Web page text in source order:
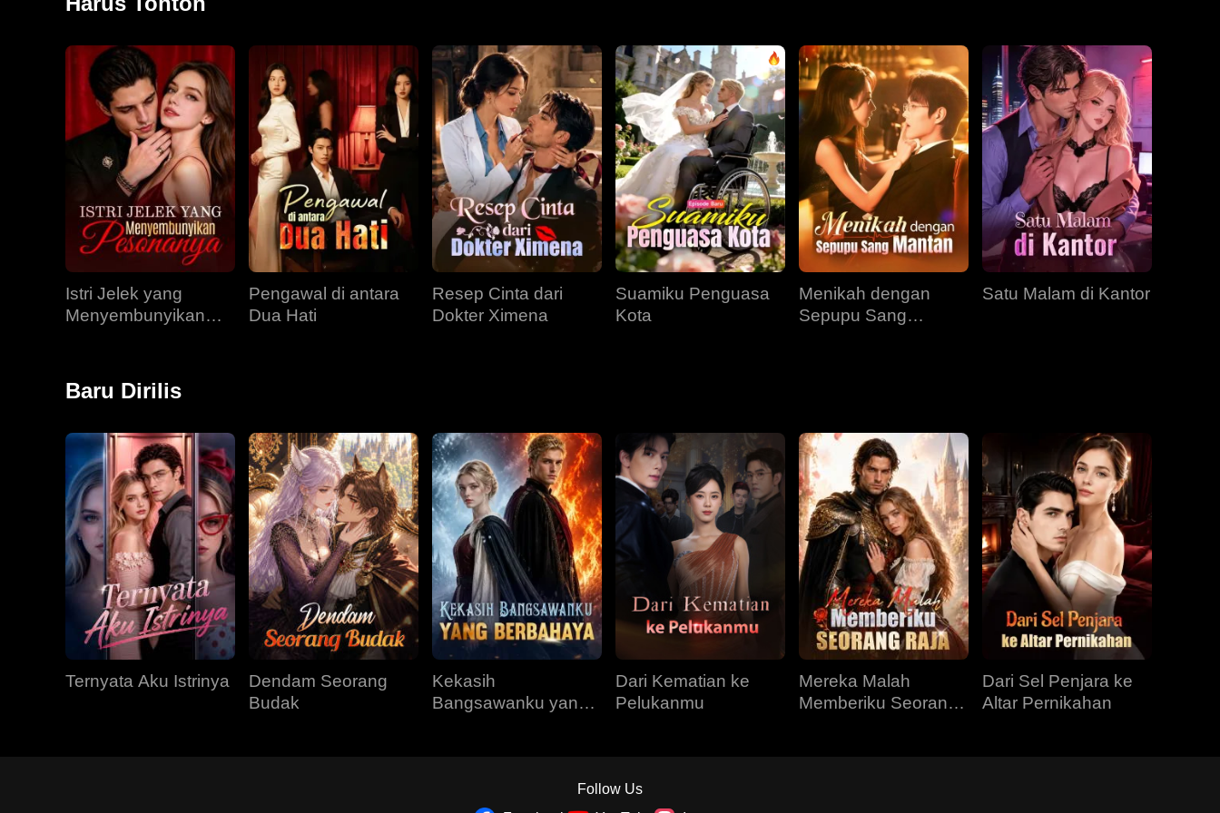
EP 34 EP 35 EP 36
EP 37 EP 38 EP 39
EP 40
Istri Jelek yang
Menyembunyikan
Pengawal di antara
Dua Hati
Resep Cinta dari
Dokter Ximena
Suamiku Penguasa
Kota
Menikah dengan
Sepupu Sang
Satu Malam di Kantor
Baru Dirilis
Ternyata Aku Istrinya
Dendam Seorang
Budak
Kekasih
Bangsawanku yang
Dari Kematian ke
Pelukanmu
Mereka Malah
Memberiku Seorang
Dari Sel Penjara ke
Altar Pernikahan
Follow Us